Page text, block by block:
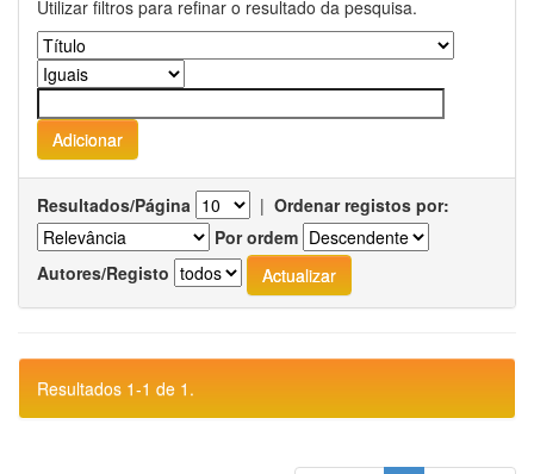
Utilizar filtros para refinar o resultado da pesquisa.
Resultados/Página | Ordenar registos por:
Por ordem
Autores/Registo
Resultados 1-1 de 1.